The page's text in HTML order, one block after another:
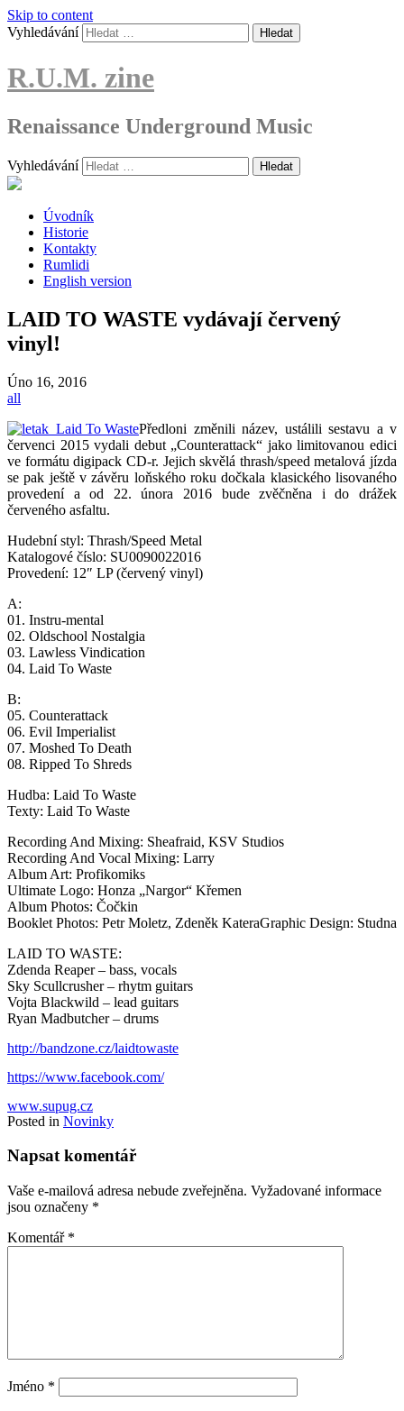
Skip to content
Vyhledávání
R.U.M. zine
Renaissance Underground Music
Vyhledávání
Úvodník
Historie
Kontakty
Rumlidi
English version
LAID TO WASTE vydávají červený
vinyl!
Úno 16, 2016
all
Předloni změnili název, ustálili sestavu a v
červenci 2015 vydali debut „Counterattack“ jako limitovanou edici
ve formátu digipack CD-r. Jejich skvělá thrash/speed metalová jízda
se pak ještě v závěru loňského roku dočkala klasického lisovaného
provedení a od 22. února 2016 bude zvěčněna i do drážek
červeného asfaltu.
Hudební styl: Thrash/Speed Metal
Katalogové číslo: SU0090022016
Provedení: 12″ LP (červený vinyl)
A:
01. Instru-mental
02. Oldschool Nostalgia
03. Lawless Vindication
04. Laid To Waste
B:
05. Counterattack
06. Evil Imperialist
07. Moshed To Death
08. Ripped To Shreds
Hudba: Laid To Waste
Texty: Laid To Waste
Recording And Mixing: Sheafraid, KSV Studios
Recording And Vocal Mixing: Larry
Album Art: Profikomiks
Ultimate Logo: Honza „Nargor“ Křemen
Album Photos: Čočkin
Booklet Photos: Petr Moletz, Zdeněk KateraGraphic Design: Studna
LAID TO WASTE:
Zdenda Reaper – bass, vocals
Sky Scullcrusher – rhytm guitars
Vojta Blackwild – lead guitars
Ryan Madbutcher – drums
http://bandzone.cz/laidtowaste
https://www.facebook.com/
www.supug.cz
Posted in Novinky
Napsat komentář
Vaše e-mailová adresa nebude zveřejněna. Vyžadované informace
jsou označeny *
Komentář *
Jméno *